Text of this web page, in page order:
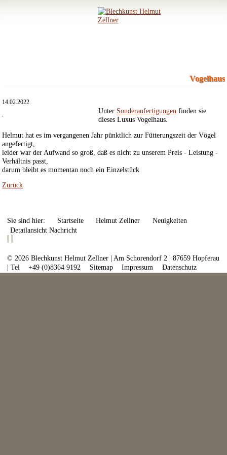
Vogelhaus
14.02.2022
Unter Sonderanfertigungenfinden sie
dieses Luxus Vogelhaus.
Helmut hat es im vergangenen Jahr pünktlich zur Fütterungszeit der Vögel
angefertigt,
leider war der Aufwand so groß, daß es nicht zu unserem Preis - Leistung -
Verhältnis passt,
darum bleibt es momentan noch ein Einzelstück
Zurück
Sie sind hier: Startseite Helmut Zellner
Neuigkeiten
Detailansicht Nachricht
© 2026 Blechkunst Helmut Zellner | Am Schorendorf 2 | 87659 Hopferau
| Tel
+49 (0)8364 9192 Sitemap Impressum Datenschutz